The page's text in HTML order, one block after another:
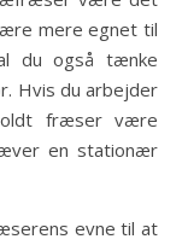
mere egnet til
du også tænke
Hvis du arbejder
fræser være
en stationær
evne til at